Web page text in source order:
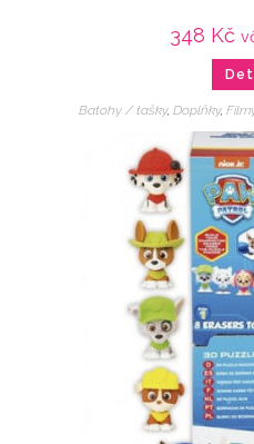
348 Kč
Batohy / tašky, Doplňky,